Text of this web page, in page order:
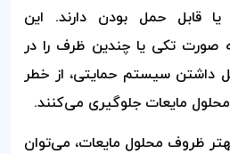
قابل حمل بودن دارند. این
صورت تکی یا چندین ظرف را در
داشتن سیستم حمایتی، از خطر
مایعات جلوگیری می‌کنند.
ظروف محلول مایعات، می‌توان